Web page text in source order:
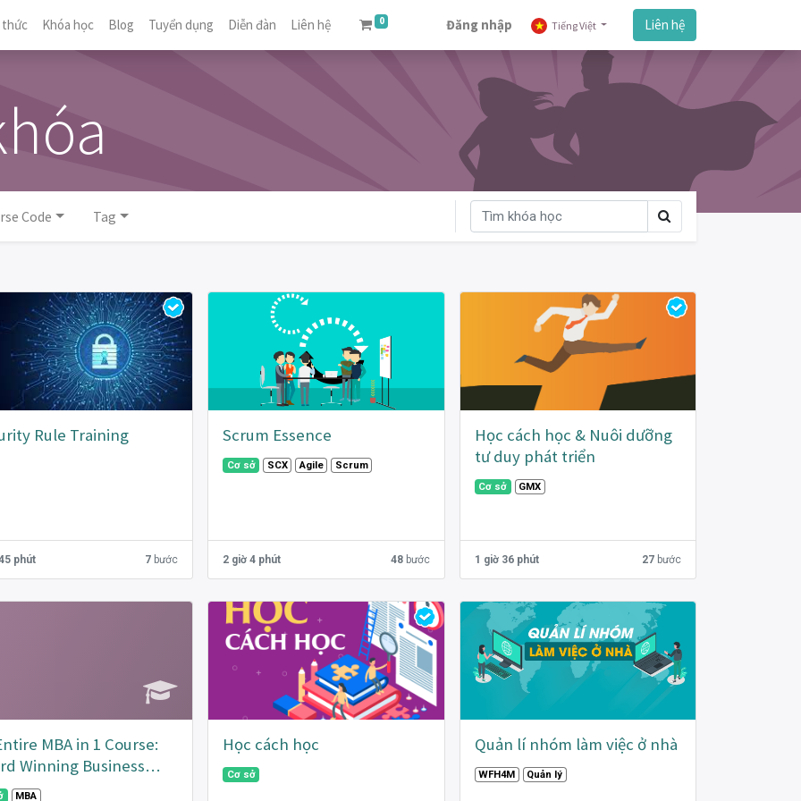
thức Khóa học Blog Tuyển dụng Diễn đàn Liên hệ 0 Đăng nhập Tiếng Việt Liên hệ
Code Tag
Rule Training
phút 7 bước
Scrum Essence
Cơ sở SCX Agile Scrum
2 giờ 4 phút 48bước
Học cách học & Nuôi dưỡng
tư duy phát triển
Cơ sở GMX
1 giờ 36 phút 27 bước
MBA in 1 Course:
Winning Business
Prof
MBA
Học cách học
Cơ sở
Quản lí nhóm làm việc ở nhà
WFH4M Quản lý